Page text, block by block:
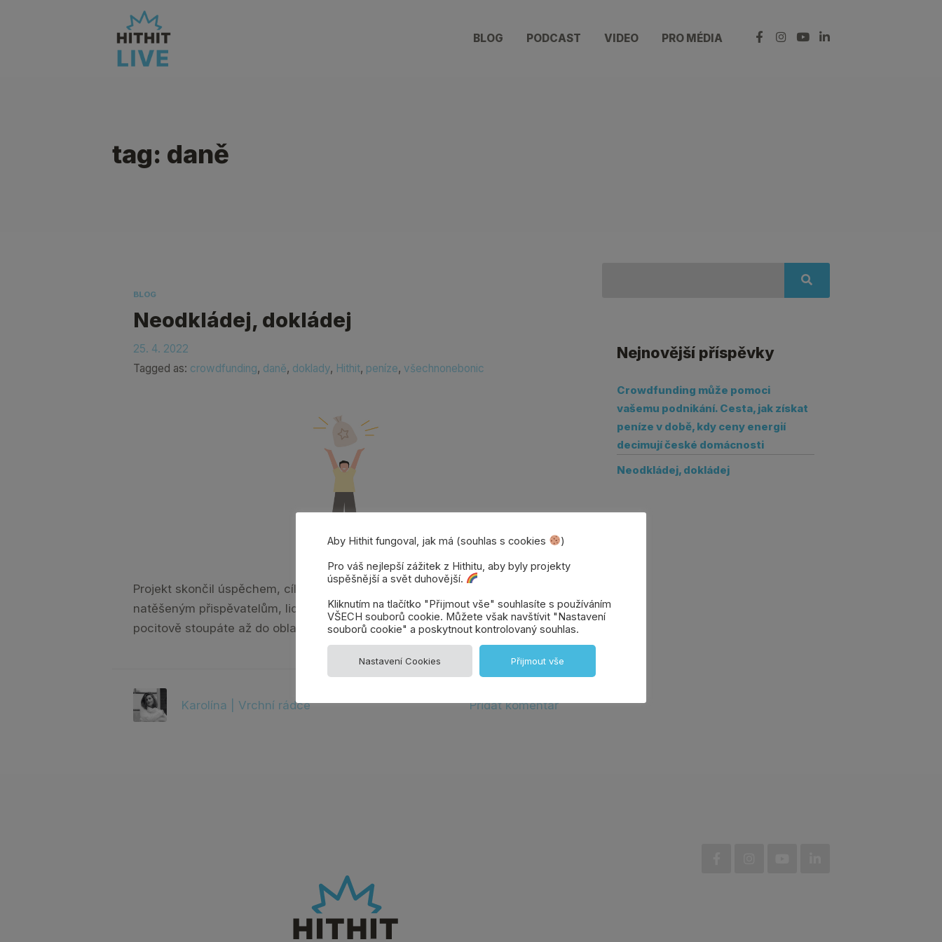
BLOG PODCAST VIDEO PRO MÉDIA
tag: daně
BLOG
Neodkládej, dokládej
25. 4. 2022
Tagged as: crowdfunding, daně, doklady, Hithit, peníze, všechnonebonic
Projekt skončil úspěchem, cílová částka se na vás směje, odměny frčí k
natěšeným přispěvatelům, lidi vás plácají po zádech, že jste to zvládli,
pocitově stoupáte až do oblak
… A najednou BUM! Tvrdý…
Přidat komentář
Karolína | Vrchní rádce
Nejnovější příspěvky
Crowdfunding může pomoci
vašemu podnikání. Cesta, jak získat
peníze v době, kdy ceny energií
decimují české domácnosti
Neodkládej, dokládej
Aby Hithit fungoval, jak má (souhlas s cookies
)
Pro váš nejlepší zážitek z Hithitu, aby byly projekty
úspěšnější a svět duhovější.
Kliknutím na tlačítko "Přijmout vše" souhlasíte s používáním
VŠECH souborů cookie. Můžete však navštívit "Nastavení
souborů cookie" a poskytnout kontrolovaný souhlas.
Nastavení Cookies Přijmout vše